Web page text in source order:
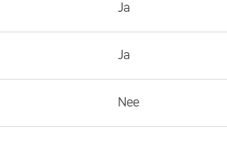
Ja
Ja
Nee